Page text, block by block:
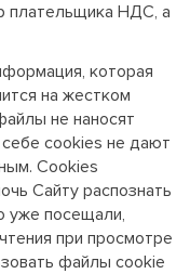
плательщика НДС, а
которая
на жестком
не наносят
cookies не дают
Cookies
Сайту распознать
уже посещали,
при просмотре
файлы cookie